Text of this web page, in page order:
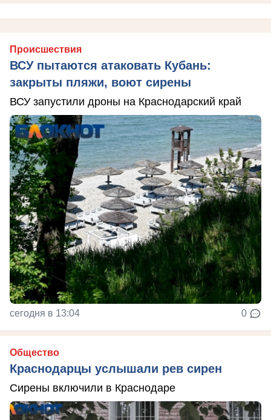
Происшествия
ВСУ пытаются атаковать Кубань:
закрыты пляжи, воют сирены
ВСУ запустили дроны на Краснодарский край
сегодня в 13:04 0
Общество
Краснодарцы услышали рев сирен
Сирены включили в Краснодаре